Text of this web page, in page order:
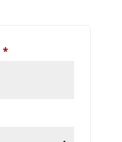
*Richiesto